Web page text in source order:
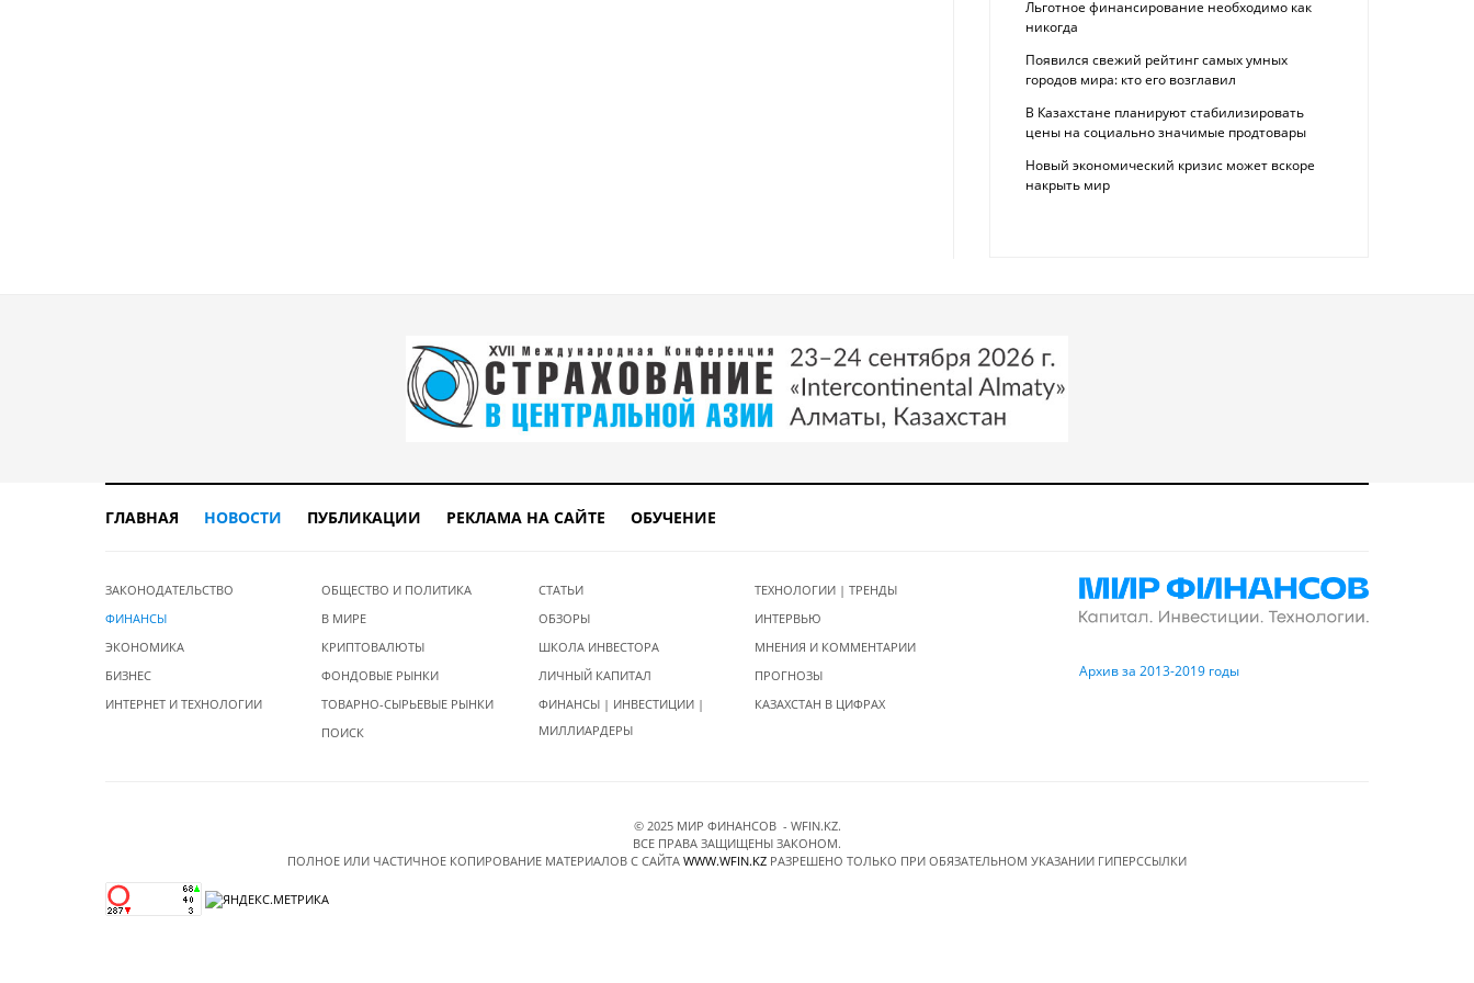
Льготное финансирование необходимо как
никогда
Появился свежий рейтинг самых умных
городов мира: кто его возглавил
В Казахстане планируют стабилизировать
цены на социально значимые продтовары
Новый экономический кризис может вскоре
накрыть мир
ГЛАВНАЯ НОВОСТИ ПУБЛИКАЦИИ РЕКЛАМА НА САЙТЕ ОБУЧЕНИЕ
ЗАКОНОДАТЕЛЬСТВО
ФИНАНСЫ
ЭКОНОМИКА
БИЗНЕС
ИНТЕРНЕТ И ТЕХНОЛОГИИ
ОБЩЕСТВО И ПОЛИТИКА
В МИРЕ
КРИПТОВАЛЮТЫ
ФОНДОВЫЕ РЫНКИ
ТОВАРНО-СЫРЬЕВЫЕ РЫНКИ
ПОИСК
СТАТЬИ
ОБЗОРЫ
ШКОЛА ИНВЕСТОРА
ЛИЧНЫЙ КАПИТАЛ
ФИНАНСЫ | ИНВЕСТИЦИИ |
МИЛЛИАРДЕРЫ
ТЕХНОЛОГИИ | ТРЕНДЫ
ИНТЕРВЬЮ
МНЕНИЯ И КОММЕНТАРИИ
ПРОГНОЗЫ
КАЗАХСТАН В ЦИФРАХ
Архив за 2013-2019 годы
© 2025 МИР ФИНАНСОВ - WFIN.KZ.
ВСЕ ПРАВА ЗАЩИЩЕНЫ ЗАКОНОМ.
ПОЛНОЕ ИЛИ ЧАСТИЧНОЕ КОПИРОВАНИЕ МАТЕРИАЛОВ C САЙТА WWW.WFIN.KZ РАЗРЕШЕНО ТОЛЬКО ПРИ ОБЯЗАТЕЛЬНОМ УКАЗАНИИ ГИПЕРССЫЛКИ